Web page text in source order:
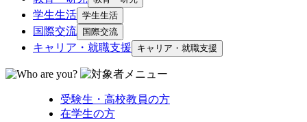
学生生活 学生生活
国際交流 国際交流
キャリア・就職支援 キャリア・就職支援
受験生・高校教員の方
在学生の方